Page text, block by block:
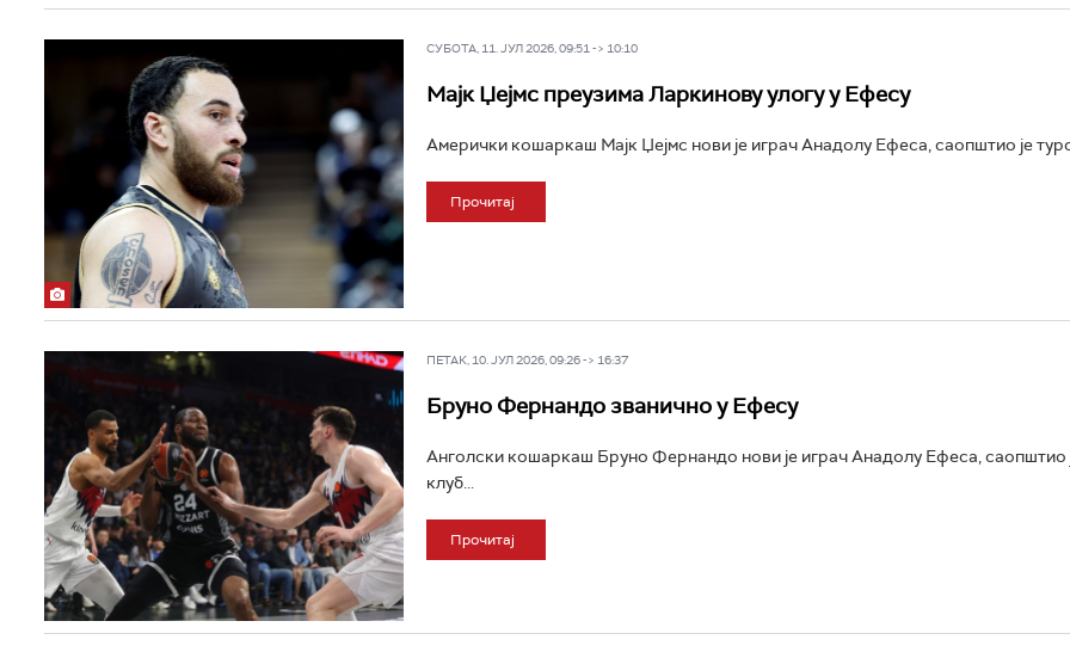
СУБОТА, 11. ЈУЛ 2026, 09:51 -> 10:10
Мајк Џејмс преузима Ларкинову улогу у Ефесу
Амерички кошаркаш Мајк Џејмс нови је играч Анадолу Ефеса, саопштио је
Прочитај
ПЕТАК, 10. ЈУЛ 2026, 09:26 -> 16:37
Бруно Фернандо званично у Ефесу
Анголски кошаркаш Бруно Фернандо нови је играч Анадолу Ефеса, саопштио
клуб...
Прочитај